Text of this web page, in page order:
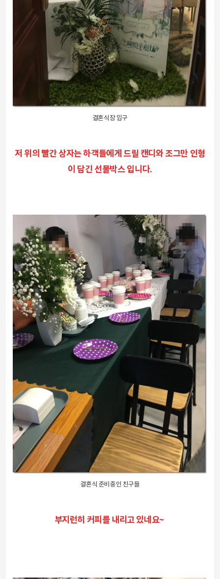
결혼식장 입구
저 위의 빨간 상자는 하객들에게 드릴 캔디와 조그만 인형
이 담긴 선물박스 입니다.
결혼식 준비중인 친구들
부지런히 커피를 내리고 있네요~